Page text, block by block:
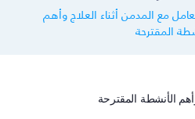
مع المدمن أثناء العلاج وأهم
المقترحة